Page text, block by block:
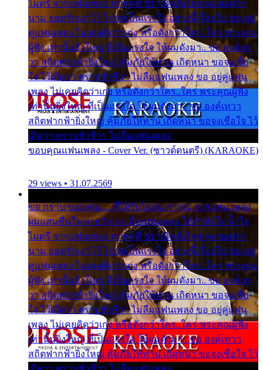
ไมตรี จากแฟนเพลง ทุกทุกที่ ปราณีหลั่งไหล ผมขอฝาก
นาม ยอดรักเอาไว้ โปรดเป็นแรงใจ อย่างนี้เรื่อยไป ขอ อยู่
คู่แฟนเพลง ไม่เคยคิดว่าเก่ง หรือดังกว่าใคร..ใคร พระคุณ
ผู้ฟัง เท่านั้นยิ่งใหญ่ ที่เป็นแรงใจ ให้ผมดังมา.. ขอ องค์เท
วา สถิตฟากฟ้ายิ่งใหญ่ คุ้มภัยให้ท่าน เถิดหนา ขอจงเชื่อ
ใจ ไว้เถิดว่า ตราบชั่วชีวา ไม่ลืมแฟนเพลง ขอ อยู่คู่แฟน
เพลง ไม่เคยคิดว่าเก่ง หรือดังกว่าใคร..ใคร พระคุณผู้ฟัง
เท่านั้นยิ่งใหญ่ ที่เป็นแรงใจ ให้ผมดังมา.. ขอ องค์เทวา
สถิตฟากฟ้ายิ่งใหญ่ คุ้มภัยให้ท่าน เถิดหนา ขอจงเชื่อใจ ไว้
เถิดว่า ตราบชั่วชีวา ไม่ลืมแฟนเพลง
ขอบคุณแฟนเพลง - Cover Ver. (ซาวด์ดนตรี) (KARAOKE)
29 views • 31.07.2569
ขอ กราบ ขอบคุณ.... ที่ได้รับไออุ่น การุณ จากแฟน เพลง
ผมแสนชื่นใจ หายวังเวง เมื่อแฟนเพลง ให้กำลังใจ น้ำใจ
ไมตรี จากแฟนเพลง ทุกทุกที่ ปราณีหลั่งไหล ผมขอฝาก
นาม ยอดรักเอาไว้ โปรดเป็นแรงใจ อย่างนี้เรื่อยไป ขอ อยู่
คู่แฟนเพลง ไม่เคยคิดว่าเก่ง หรือดังกว่าใคร..ใคร พระคุณ
ผู้ฟัง เท่านั้นยิ่งใหญ่ ที่เป็นแรงใจ ให้ผมดังมา.. ขอ องค์เท
วา สถิตฟากฟ้ายิ่งใหญ่ คุ้มภัยให้ท่าน เถิดหนา ขอจงเชื่อ
ใจ ไว้เถิดว่า ตราบชั่วชีวา ไม่ลืมแฟนเพลง ขอ อยู่คู่แฟน
เพลง ไม่เคยคิดว่าเก่ง หรือดังกว่าใคร..ใคร พระคุณผู้ฟัง
เท่านั้นยิ่งใหญ่ ที่เป็นแรงใจ ให้ผมดังมา.. ขอ องค์เทวา
สถิตฟากฟ้ายิ่งใหญ่ คุ้มภัยให้ท่าน เถิดหนา ขอจงเชื่อใจ ไว้